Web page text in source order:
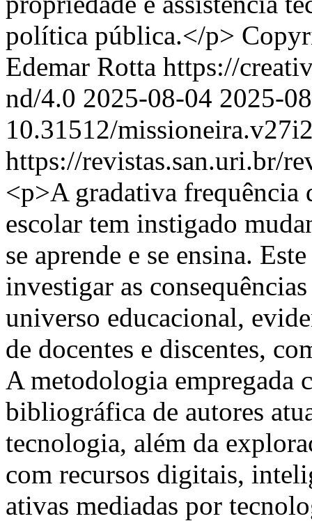
política pública.</p>
Edemar Rotta https://
nd/4.0 2025-08-04 2025-
10.31512/
https://revistas.san.uri.br/
<p>A gradativa frequência
escolar tem instigado
se aprende e se ensina.
investigar as
universo educacional,
de docentes e discentes,
A metodologia empregada
bibliográfica de autores
tecnologia, além da
com recursos digitais,
ativas mediadas por